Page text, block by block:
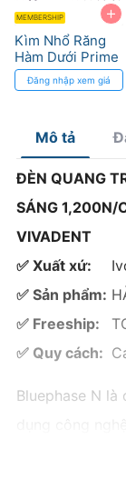
+
MEMBERSHIP
Kìm Nhổ Răng
Hàm Dưới Prime
– Tối ưu thao tác,
bền bỉ trong
Đăng nhập xem giá
Mô tả
ĐÈN QUANG
SÁNG 1,200N/
VIVADENT
✅ Xuất xứ:
✅ Sản phẩm:
✅ Freeship:
✅ Quy cách:
Bluephase N
mW/cm2 với